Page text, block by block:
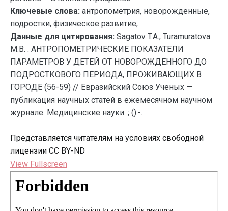
Ключевые слова: антропометрия, новорожденные,
подростки, физическое развитие,
Данные для цитирования: Sagatov T.A., Turamuratova
M.B. . АНТРОПОМЕТРИЧЕСКИЕ ПОКАЗАТЕЛИ
ПАРАМЕТРОВ У ДЕТЕЙ ОТ НОВОРОЖДЕННОГО ДО
ПОДРОСТКОВОГО ПЕРИОДА, ПРОЖИВАЮЩИХ В
ГОРОДЕ (56-59) // Евразийский Союз Ученых —
публикация научных статей в ежемесячном научном
журнале. Медицинские науки. ; ():-.
Представляется читателям на условиях свободной
лицензии CC BY-ND
View Fullscreen
Перейти
содержимому